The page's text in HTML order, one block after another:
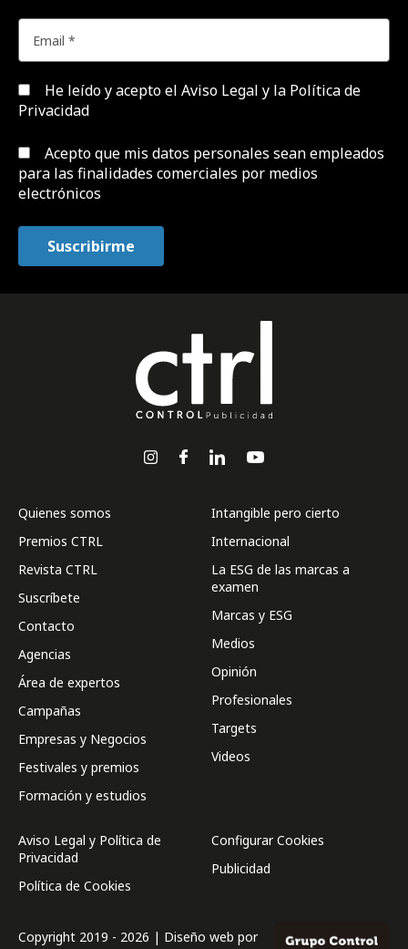
He leído y acepto el Aviso Legal y la Política de
Privacidad
Acepto que mis datos personales sean empleados
para las finalidades comerciales por medios
electrónicos
Quienes somos
Premios CTRL
Revista CTRL
Suscríbete
Contacto
Agencias
Área de expertos
Campañas
Empresas y Negocios
Festivales y premios
Formación y estudios
Intangible pero cierto
Internacional
La ESG de las marcas a
examen
Marcas y ESG
Medios
Opinión
Profesionales
Targets
Videos
Aviso Legal y Política de
Privacidad
Política de Cookies
Configurar Cookies
Publicidad
Copyright 2019 - 2026 | Diseño web por